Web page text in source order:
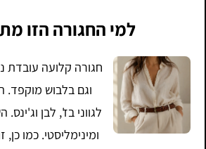
למי החגורה הזו
חגורה קלועה עובדת
וגם בלבוש מוקפד.
לגווני בז', לבן
ומינימליסטי. כמו